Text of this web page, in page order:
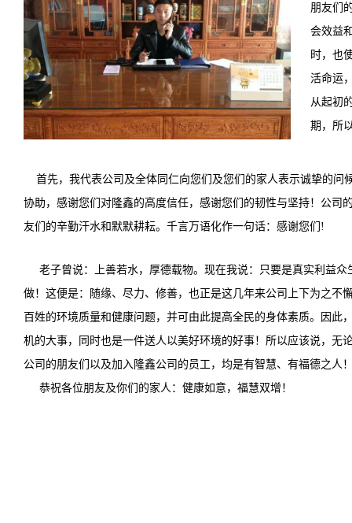
朋友们
会效益
时，也
活命运
从起初
期，所
首先，我代表公司及全体同仁向您们及您们的家人表示诚挚的问
协助，感谢您们对隆鑫的高度信任，感谢您们的韧性与坚持！公司
友们的辛勤汗水和默默耕耘。千言万语化作一句话：感谢您们!
老子曾说：上善若水，厚德载物。现在我说：只要是真实利益众
做！这便是：随缘、尽力、修善，也正是这几年来公司上下为之不
百姓的环境质量和健康问题，并可由此提高全民的身体素质。因此
机的大事，同时也是一件送人以美好环境的好事！所以应该说，无
公司的朋友们以及加入隆鑫公司的员工，均是有智慧、有福德之人
恭祝各位朋友及你们的家人：健康如意，福慧双增！